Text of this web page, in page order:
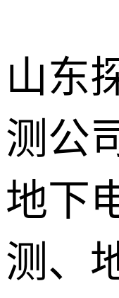
山东
测公
地下
测、
地下暗管漏
水检测
卫生间渗漏
水检测
地暖漏水检
测
壁挂炉维修